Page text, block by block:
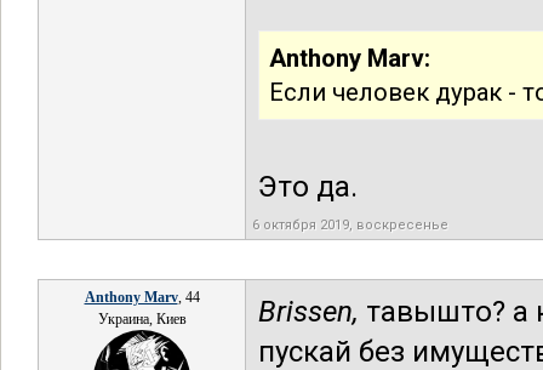
Anthony Marv:
Если человек дурак -
Это да.
6 октября 2019, воскресенье
Anthony Marv, 44
Украина, Киев
Brissen, тавышто? а
пускай без